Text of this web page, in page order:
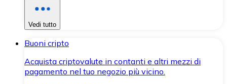
Vedi tutto
Buoni cripto
Acquista criptovalute in contanti e altri mezzi di
pagamento nel tuo negozio più vicino.